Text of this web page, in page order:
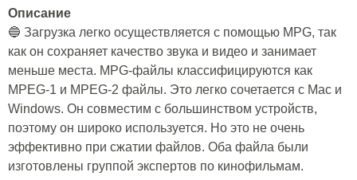
Описание
🔵 Загрузка легко осуществляется с помощью MPG, так
как он сохраняет качество звука и видео и занимает
меньше места. MPG-файлы классифицируются как
MPEG-1 и MPEG-2 файлы. Это легко сочетается с Mac и
Windows. Он совместим с большинством устройств,
поэтому он широко используется. Но это не очень
эффективно при сжатии файлов. Оба файла были
изготовлены группой экспертов по кинофильмам.